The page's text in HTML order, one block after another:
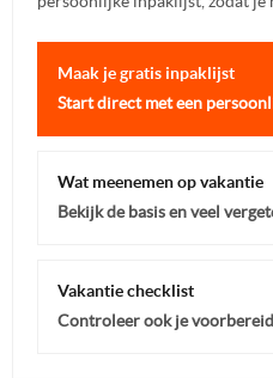
Maak je gratis inpaklijst
Start direct met een
Wat meenemen op vakantie
Bekijk de basis en veel
Vakantie checklist
Controleer ook je